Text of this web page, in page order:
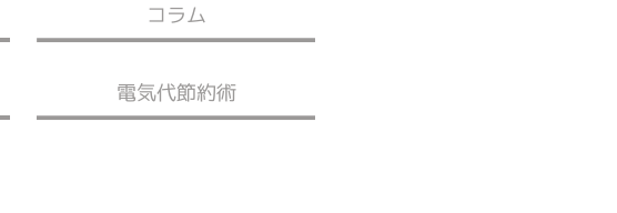
コラム
電気代節約術